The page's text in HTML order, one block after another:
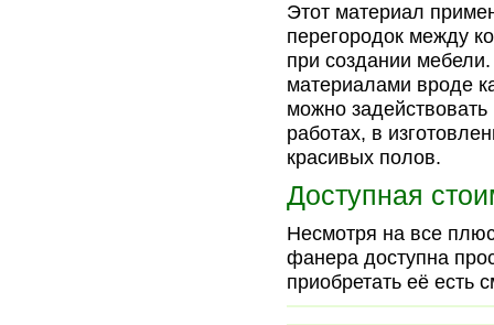
Этот материал
перегородок между
при создании
материалами вроде
можно
работах, в
красивых полов.
Доступная
Несмотря на все
фанера доступна
приобретать её есть